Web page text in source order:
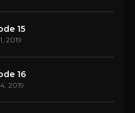
15
2019
16
2019